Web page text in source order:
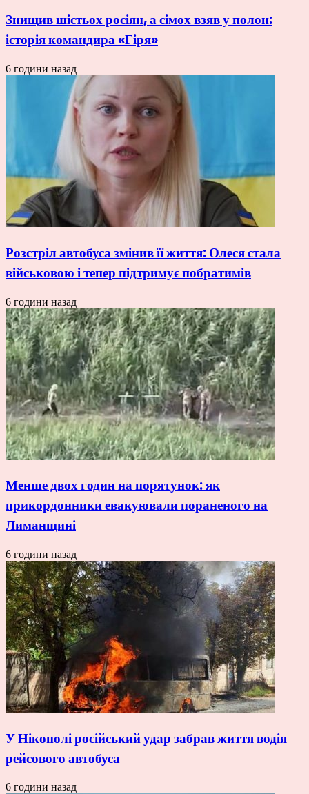
Знищив шістьох росіян, а сімох взяв у полон:
історія командира «Гіря»
6 години назад
Розстріл автобуса змінив її життя: Олеся стала
військовою і тепер підтримує побратимів
6 години назад
Менше двох годин на порятунок: як
прикордонники евакуювали пораненого на
Лиманщині
6 години назад
У Нікополі російський удар забрав життя водія
рейсового автобуса
6 години назад